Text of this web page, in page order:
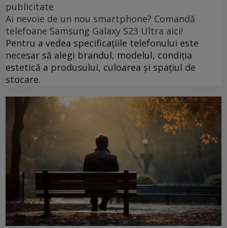
publicitate
Ai nevoie de un nou smartphone? Comandă
telefoane Samsung Galaxy S23 Ultra aici!
Pentru a vedea specificațiile telefonului este
necesar să alegi brandul, modelul, condiția
estetică a produsului, culoarea și spațiul de
stocare.